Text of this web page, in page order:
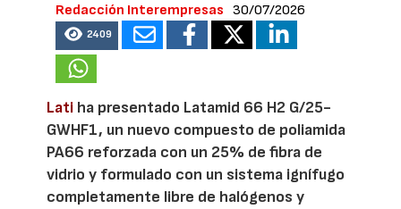
Redacción Interempresas 30/07/2026
2409
Lati ha presentado Latamid 66 H2 G/25-
GWHF1, un nuevo compuesto de poliamida
PA66 reforzada con un 25% de fibra de
vidrio y formulado con un sistema ignífugo
completamente libre de halógenos y